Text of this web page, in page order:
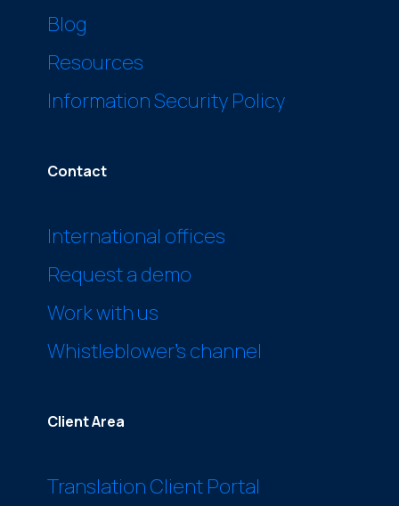
Blog
Resources
Information Security Policy
Contact
International offices
Request a demo
Work with us
Whistleblower’s channel
Client Area
Translation Client Portal